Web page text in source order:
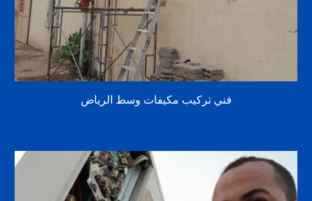
فني تركيب مكيفات وسط الرياض